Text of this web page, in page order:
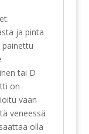
ja pinta
tai D
on
vaan
veneessä
olla